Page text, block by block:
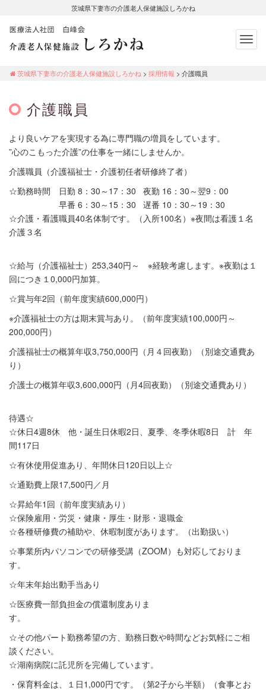
茨城県下妻市の介護老人保健施設しろかね
ろかね
茨城県下妻市の介護老人保健施設しろかね >採用情報 >介護職員
介護職員
より良いケアを実現する為に専門職の増員をしています。
”心のこもった介護”の仕事を一緒にしませんか。
介護職員（介護福祉士・介護初任者研修終了者）
☆勤務時間 日勤 8：30～17：30 夜勤 16：30～翌9：00
早番 6：30～15：30 遅番 10：30～19：30
☆介護・看護職員40名体制です。（入所100名）※夜間は看護１名
介護３名
☆給与（介護福祉士）253,340円～ ※経験考慮します。※夜勤は１
回につき１0,000円加算。
☆賞与年2回（前年度実績600,000円）
※介護福祉士の方は期末賞与あり。（前年度実績100,000円～
200,000円）
介護福祉士の概算年収3,750,000円（月４回夜勤）（別途交通費あ
り）
介護士の概算年収3,600,000円（月4回夜勤）（別途交通費あり）
待遇☆
☆休日4週8休 他・誕生日休暇2日、夏季、冬季休暇8日 計 年
間117日
☆有休使用促進あり、年間休日120日以上☆
☆通勤費上限17,500円／月
☆昇給年1回（前年度実績あり）
☆保険雇用・労災・健康・厚生・財形・退職金
☆各種研修費の補助や、休暇制度があります。（出勤扱い）
☆事業所内パソコンでの研修受講（ZOOM）も対応しておりま
す。
☆年末年始出動手当あり
☆医療費一部負担金の償還制度ありま
☆その他パート勤務希望の方、勤務日数や時間などお気軽にご相
談ください。
☆湖南病院に託児所を完備しています。
・保育料金は、１日1,000円です。（第2子から半額）（食事とお